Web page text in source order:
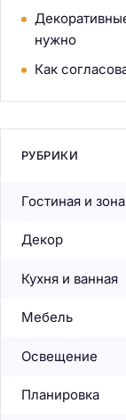
нужно
Как
РУБРИКИ
Гостиная и
Декор
Кухня и ванная
Мебель
Освещение
Планировка